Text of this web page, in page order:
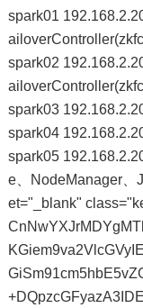
spark01
spark02
spark03
spark04
spark05
e、NodeManager、
et="_blank"